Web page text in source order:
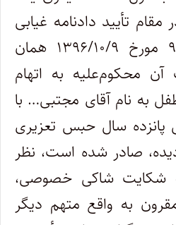
تأیید دادنامه غیابی
شماره ۵۰۰۳۰۷ – ۹۶ مورخ ۱۳۹۶/۱۰/۹ همان
محکوم‌علیه به اتهام
به نام آقای مجتبی… با
پانزده سال حبس تعزیری
صادر شده است، نظر
شکایت شاکی خصوصی،
به واقع متهم دیگر